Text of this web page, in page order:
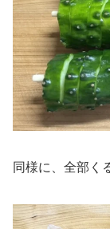
同様に、全部く